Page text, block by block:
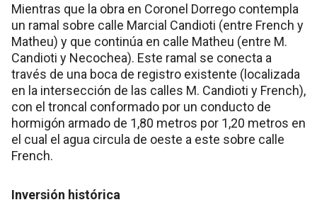
Mientras que la obra en Coronel Dorrego contempla
un ramal sobre calle Marcial Candioti (entre French y
Matheu) y que continúa en calle Matheu (entre M.
Candioti y Necochea). Este ramal se conecta a
través de una boca de registro existente (localizada
en la intersección de las calles M. Candioti y French),
con el troncal conformado por un conducto de
hormigón armado de 1,80 metros por 1,20 metros en
el cual el agua circula de oeste a este sobre calle
French.
Inversión histórica